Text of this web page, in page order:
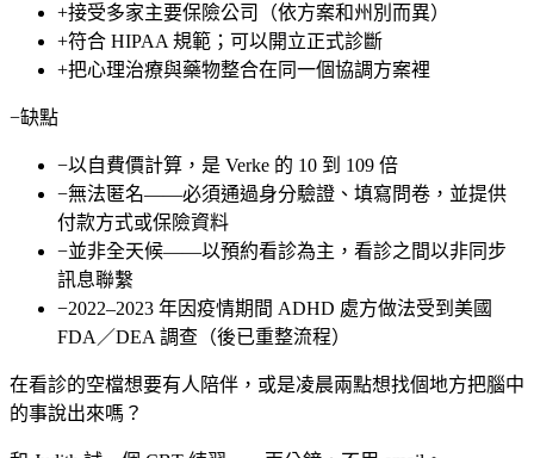
+接受多家主要保險公司（依方案和州別而異）
+符合 HIPAA 規範；可以開立正式診斷
+把心理治療與藥物整合在同一個協調方案裡
−缺點
−以自費價計算，是 Verke 的 10 到 109 倍
−無法匿名——必須通過身分驗證、填寫問卷，並提供
付款方式或保險資料
−並非全天候——以預約看診為主，看診之間以非同步
訊息聯繫
−2022–2023 年因疫情期間 ADHD 處方做法受到美國
FDA／DEA 調查（後已重整流程）
在看診的空檔想要有人陪伴，或是凌晨兩點想找個地方把腦中
的事說出來嗎？